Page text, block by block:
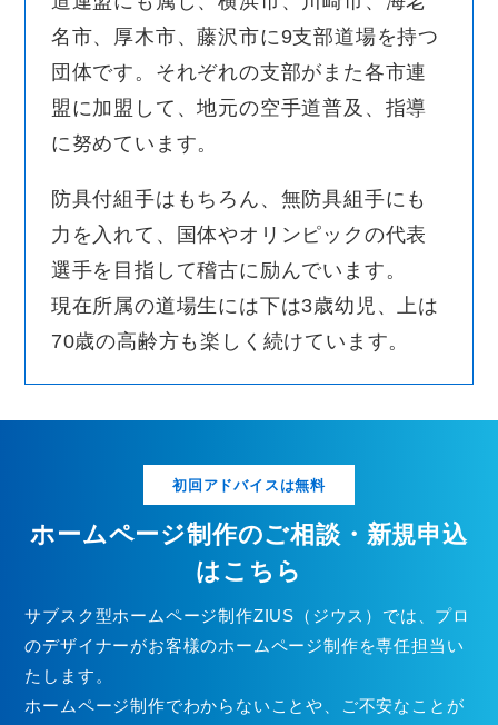
名市、厚木市、藤沢市に9支部道場を持つ
団体です。それぞれの支部がまた各市連
盟に加盟して、地元の空手道普及、指導
に努めています。
防具付組手はもちろん、無防具組手にも
力を入れて、国体やオリンピックの代表
選手を目指して稽古に励んでいます。
現在所属の道場生には下は3歳幼児、上は
70歳の高齢方も楽しく続けています。
初回アドバイスは無料
ホームページ制作のご相談・新規申込
はこちら
サブスク型ホームページ制作ZIUS（ジウス）では、プロ
のデザイナーがお客様のホームページ制作を専任担当い
たします。
ホームページ制作でわからないことや、ご不安なことが